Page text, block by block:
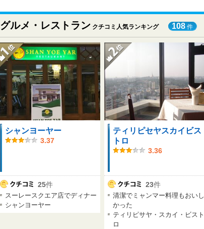
グルメ・レストラン クチコミ人気ランキング 108 件
シャンヨーヤー
3.37
25件
スーレースクエア店でディナー
シャンヨーヤー
ティリピセヤスカイビス
トロ
3.36
23件
清潔でミャンマー料理もおいし
かった
ティリピサヤ・スカイ・ビスト
ロ